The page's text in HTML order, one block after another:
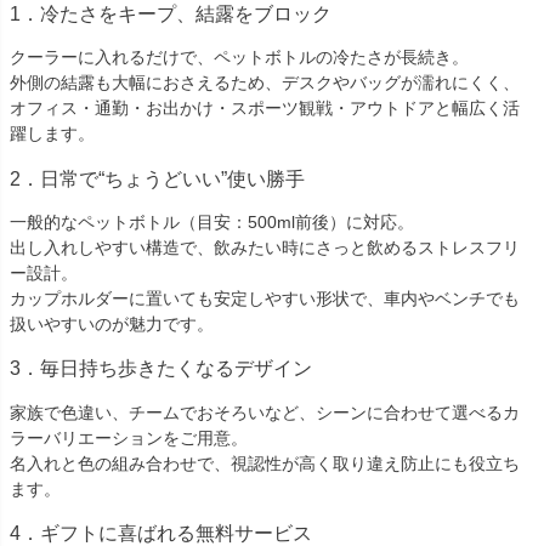
1．冷たさをキープ、結露をブロック
クーラーに入れるだけで、ペットボトルの冷たさが長続き。
外側の結露も大幅におさえるため、デスクやバッグが濡れにくく、
オフィス・通勤・お出かけ・スポーツ観戦・アウトドアと幅広く活
躍します。
2．日常で“ちょうどいい”使い勝手
一般的なペットボトル（目安：500ml前後）に対応。
出し入れしやすい構造で、飲みたい時にさっと飲めるストレスフリ
ー設計。
カップホルダーに置いても安定しやすい形状で、車内やベンチでも
扱いやすいのが魅力です。
3．毎日持ち歩きたくなるデザイン
家族で色違い、チームでおそろいなど、シーンに合わせて選べるカ
ラーバリエーションをご用意。
名入れと色の組み合わせで、視認性が高く取り違え防止にも役立ち
ます。
4．ギフトに喜ばれる無料サービス